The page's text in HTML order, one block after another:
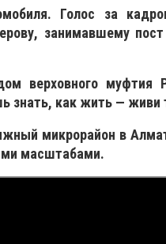
Голос за
занимавшему
верховного муфтия
знать, как жить —
микрорайон в
масштабами.